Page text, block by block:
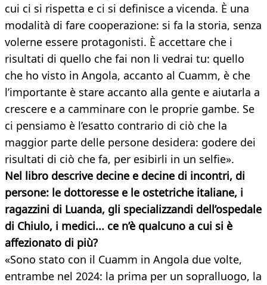
cui ci si rispetta e ci si definisce a vicenda. È una
modalità di fare cooperazione: si fa la storia, senza
volerne essere protagonisti. È accettare che i
risultati di quello che fai non li vedrai tu: quello
che ho visto in Angola, accanto al Cuamm, è che
l’importante è stare accanto alla gente e aiutarla a
crescere e a camminare con le proprie gambe. Se
ci pensiamo è l’esatto contrario di ciò che la
maggior parte delle persone desidera: godere dei
risultati di ciò che fa, per esibirli in un selfie».
Nel libro descrive decine e decine di incontri, di
persone: le dottoresse e le ostetriche italiane, i
ragazzini di Luanda, gli specializzandi dell’ospedale
di Chiulo, i medici... ce n’è qualcuno a cui si è
affezionato di più?
«Sono stato con il Cuamm in Angola due volte,
entrambe nel 2024: la prima per un sopralluogo, la